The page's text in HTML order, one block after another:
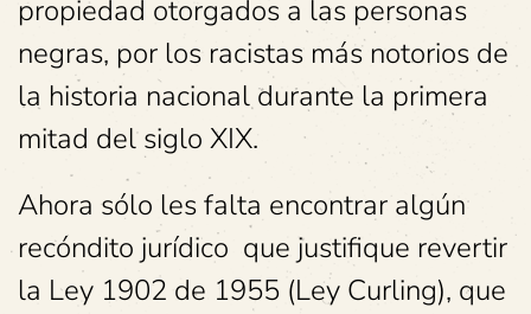
propiedad otorgados a las personas
negras, por los racistas más notorios de
la historia nacional durante la primera
mitad del siglo XIX.
Ahora sólo les falta encontrar algún
recóndito jurídico que justifique revertir
la Ley 1902 de 1955 (Ley Curling), que